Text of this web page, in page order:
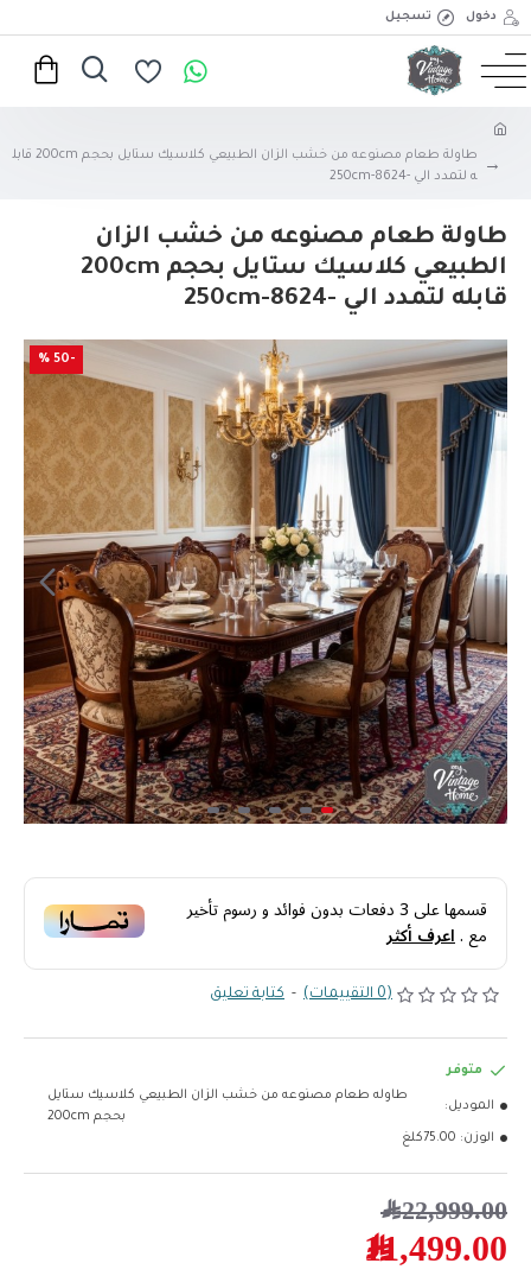
دخول تسجيل
طاولة طعام مصنوعه من خشب الزان الطبيعي كلاسيك ستايل بحجم 200cm قابل
ه لتمدد الي -250cm-8624
طاولة طعام مصنوعه من خشب الزان
الطبيعي كلاسيك ستايل بحجم 200cm
قابله لتمدد الي -250cm-8624
-50 %
قسمها على3دفعات بدون فوائد و رسوم تأخير
مع.اعرف أكثر
(0 التقييمات) - كتابة تعليق
11,499.00﷼
22,999.00﷼
متوفر
الموديل:
طاوله طعام مصنوعه من خشب الزان الطبيعي كلاسيك ستايل
بحجم 200cm
الوزن: 75.00كلغ